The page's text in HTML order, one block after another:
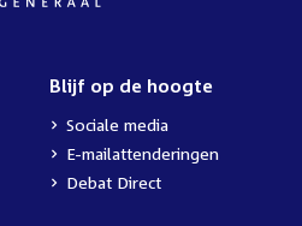
Blijf op de hoogte
Sociale media
E-mailattenderingen
Debat Direct